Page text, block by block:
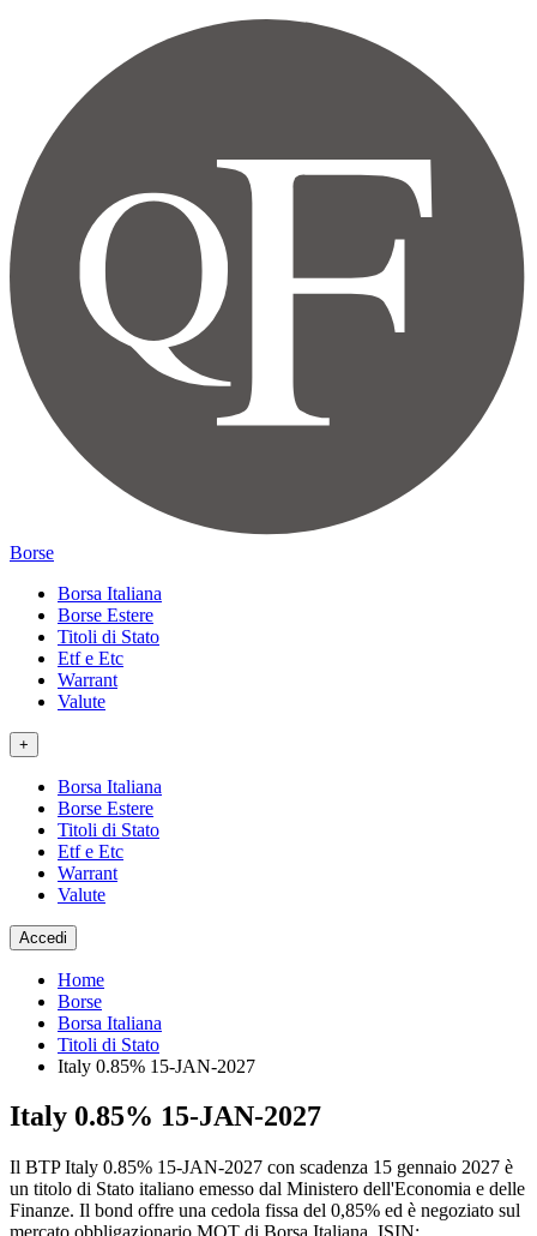
Borse
Borsa Italiana
Borse Estere
Titoli di Stato
Etf e Etc
Warrant
Valute
+
Borsa Italiana
Borse Estere
Titoli di Stato
Etf e Etc
Warrant
Valute
Accedi
Home
Borse
Borsa Italiana
Titoli di Stato
Italy 0.85% 15-JAN-2027
Italy 0.85% 15-JAN-2027
Il BTP Italy 0.85% 15-JAN-2027 con scadenza 15 gennaio 2027 è
un titolo di Stato italiano emesso dal Ministero dell'Economia e delle
Finanze. Il bond offre una cedola fissa del 0,85% ed è negoziato sul